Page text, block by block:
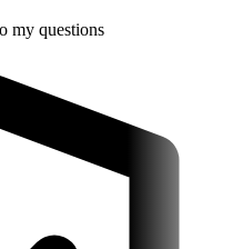
my questions